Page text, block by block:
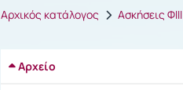
Αρχικός κατάλογος Ασκήσεις ΦΙΙΙ
Αρχείο